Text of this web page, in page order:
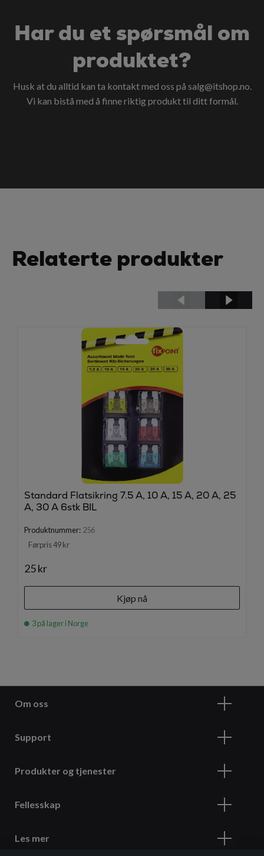
Har du et spørsmål om
produktet?
Husk at du alltid kan ta kontakt med oss på salg@itshop.no.
Vi kan bistå med å finne riktig produkt til ditt formål.
Relaterte produkter
Standard Flatsikring 7.5 A, 10 A, 15 A, 20 A, 25
A, 30 A 6stk BIL
Produktnummer: 256
Førpris 49 kr
25 kr
Kjøp nå
3 på lager i Norge
Om oss
Support
Produkter og tjenester
Fellesskap
Les mer